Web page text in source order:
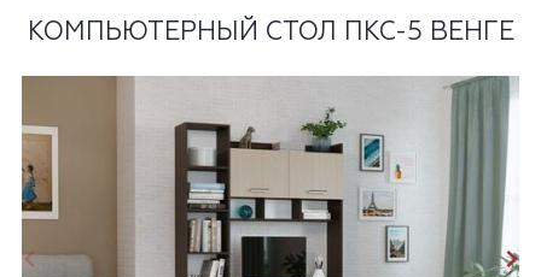
КОМПЬЮТЕРНЫЙ СТОЛ ПКС-5 ВЕНГЕ